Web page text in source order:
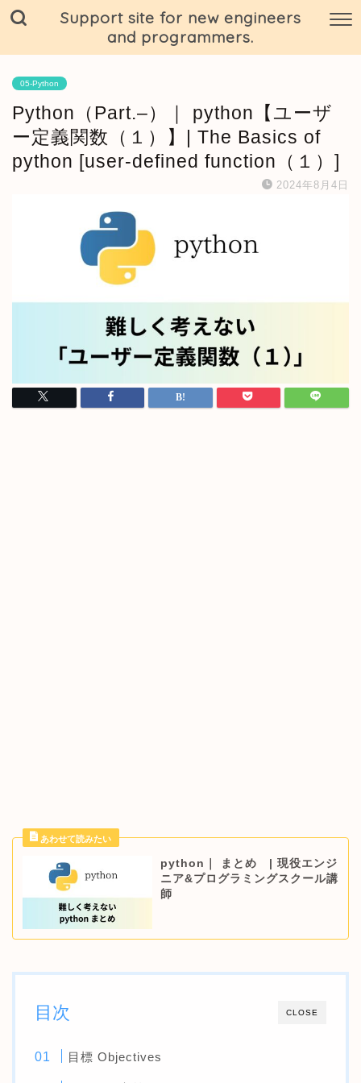
Support site for new engineers
and programmers.
05-Python
Python（Part.–）｜ python【ユーザ
ー定義関数（１）】| The Basics of
python [user-defined function（１）]
2024年8月4日
python｜ まとめ | 現役エンジ
ニア&プログラミングスクール講
師
CLOSE
目次
目標 Objectives